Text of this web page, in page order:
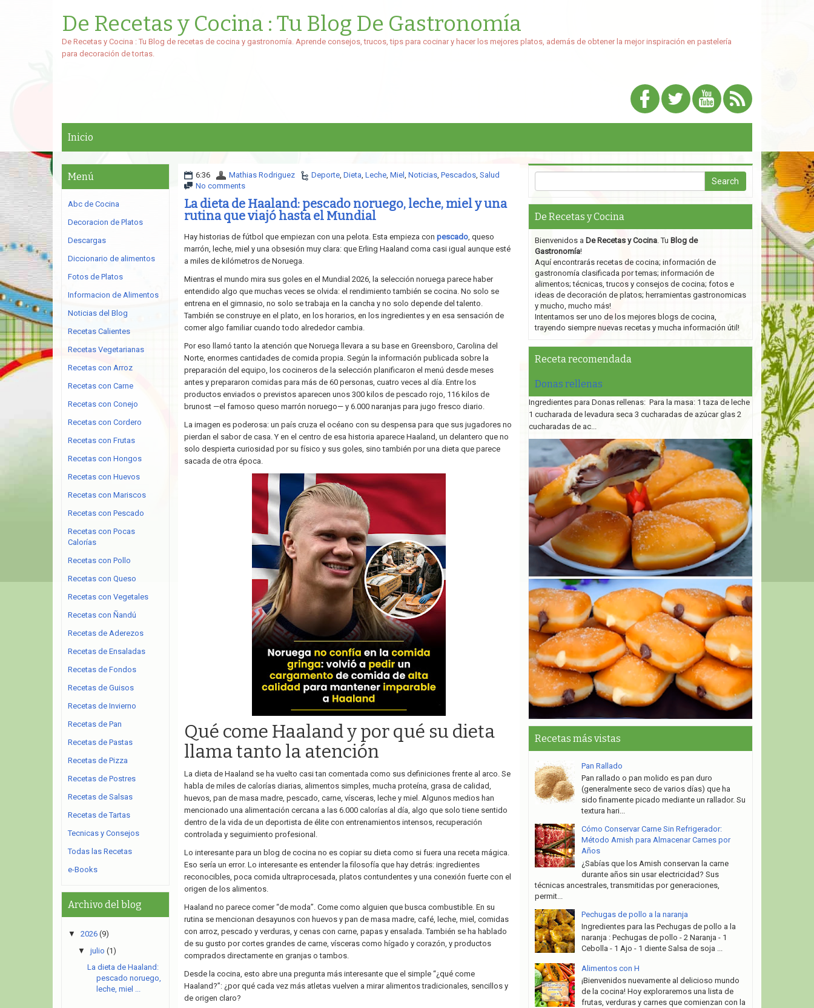
De Recetas y Cocina : Tu Blog De Gastronomía
De Recetas y Cocina : Tu Blog de recetas de cocina y gastronomía. Aprende consejos, trucos, tips para cocinar y hacer los mejores platos, además de obtener la mejor inspiración en pastelería
para decoración de tortas.
Inicio
6:36 Mathias Rodriguez Deporte, Dieta, Leche, Miel , Noticias, Pescados, Salud
No comments
La dieta de Haaland: pescado noruego, leche, miel y una
rutina que viajó hasta el Mundial
Hay historias de fútbol que empiezan con una pelota. Esta empieza con pescado, queso
marrón, leche, miel y una obsesión muy clara: que Erling Haaland coma casi igual aunque esté
a miles de kilómetros de Noruega.
Mientras el mundo mira sus goles en el Mundial 2026, la selección noruega parece haber
entendido algo que muchas veces se olvida: el rendimiento también se cocina. No solo se
entrena en el gimnasio, no solo se trabaja en la cancha y no solo depende del talento.
También se construye en el plato, en los horarios, en los ingredientes y en esa sensación de
comer algo familiar cuando todo alrededor cambia.
Por eso llamó tanto la atención que Noruega llevara a su base en Greensboro, Carolina del
Norte, enormes cantidades de comida propia. Según la información publicada sobre la
preparación del equipo, los cocineros de la selección planificaron el menú desde meses
antes y prepararon comidas para más de 60 personas, cuatro veces al día. Entre los
productos enviados o previstos aparecen unos 300 kilos de pescado rojo, 116 kilos de
brunost —el famoso queso marrón noruego— y 6.000 naranjas para jugo fresco diario.
La imagen es poderosa: un país cruza el océano con su despensa para que sus jugadores no
pierdan el sabor de casa. Y en el centro de esa historia aparece Haaland, un delantero que no
solo despierta curiosidad por su físico y sus goles, sino también por una dieta que parece
sacada de otra época.
Qué come Haaland y por qué su dieta
llama tanto la atención
La dieta de Haaland se ha vuelto casi tan comentada como sus definiciones frente al arco. Se
habla de miles de calorías diarias, alimentos simples, mucha proteína, grasa de calidad,
huevos, pan de masa madre, pescado, carne, vísceras, leche y miel. Algunos medios han
mencionado una alimentación cercana a las 6.000 calorías al día, algo que solo tiene sentido
dentro de la vida de un deportista de élite con entrenamientos intensos, recuperación
controlada y seguimiento profesional.
Lo interesante para un blog de cocina no es copiar su dieta como si fuera una receta mágica.
Eso sería un error. Lo interesante es entender la filosofía que hay detrás: ingredientes
reconocibles, poca comida ultraprocesada, platos contundentes y una conexión fuerte con el
origen de los alimentos.
Haaland no parece comer “de moda”. Come como alguien que busca combustible. En su
rutina se mencionan desayunos con huevos y pan de masa madre, café, leche, miel, comidas
con arroz, pescado y verduras, y cenas con carne, papas y ensalada. También se ha hablado
de su gusto por cortes grandes de carne, vísceras como hígado y corazón, y productos
comprados directamente en granjas o tambos.
Desde la cocina, esto abre una pregunta más interesante que el simple “¿qué come
Haaland?”: ¿por qué cada vez más atletas vuelven a mirar alimentos tradicionales, sencillos y
de origen claro?
Menú
Abc de Cocina
Decoracion de Platos
Descargas
Diccionario de alimentos
Fotos de Platos
Informacion de Alimentos
Noticias del Blog
Recetas Calientes
Recetas Vegetarianas
Recetas con Arroz
Recetas con Carne
Recetas con Conejo
Recetas con Cordero
Recetas con Frutas
Recetas con Hongos
Recetas con Huevos
Recetas con Mariscos
Recetas con Pescado
Recetas con Pocas
Calorías
Recetas con Pollo
Recetas con Queso
Recetas con Vegetales
Recetas con Ñandú
Recetas de Aderezos
Recetas de Ensaladas
Recetas de Fondos
Recetas de Guisos
Recetas de Invierno
Recetas de Pan
Recetas de Pastas
Recetas de Pizza
Recetas de Postres
Recetas de Salsas
Recetas de Tartas
Tecnicas y Consejos
Todas las Recetas
e-Books
Archivo del blog
▼ 2026 (9)
▼
julio (1)
La dieta de Haaland:
pescado noruego,
leche, miel ...
De Recetas y Cocina
Bienvenidos a De Recetas y Cocina. Tu Blog de
Gastronomía!
Aquí encontrarás recetas de cocina; información de
gastronomía clasificada por temas; información de
alimentos; técnicas, trucos y consejos de cocina; fotos e
ideas de decoración de platos; herramientas gastronomicas
y mucho, mucho más!
Intentamos ser uno de los mejores blogs de cocina,
trayendo siempre nuevas recetas y mucha información útil!
Receta recomendada
Donas rellenas
Ingredientes para Donas rellenas: Para la masa: 1 taza de leche
1 cucharada de levadura seca 3 cucharadas de azúcar glas 2
cucharadas de ac...
Recetas más vistas
Pan Rallado
Pan rallado o pan molido es pan duro
(generalmente seco de varios días) que ha
sido finamente picado mediante un rallador. Su
textura hari...
Cómo Conservar Carne Sin Refrigerador:
Método Amish para Almacenar Carnes por
Años
¿Sabías que los Amish conservan la carne
durante años sin usar electricidad? Sus
técnicas ancestrales, transmitidas por generaciones,
permit...
Pechugas de pollo a la naranja
Ingredientes para las Pechugas de pollo a la
naranja : Pechugas de pollo - 2 Naranja - 1
Cebolla - 1 Ajo - 1 diente Salsa de soja ...
Alimentos con H
¡Bienvenidos nuevamente al delicioso mundo
de la cocina! Hoy exploraremos una lista de
frutas, verduras y carnes que comienzan con la